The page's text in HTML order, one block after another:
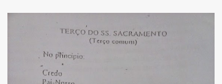
lágrimas. Eia, pois, Advogada nossa, estes vossos olhos
misericordiosos a nós volvei, e depois deste desterro, mostrai-nos
Jesus. Bendito é o fruto do vosso ventre, ó clemente, ó piedosa, ó
doce e sempre Virgem Maria. Rogai por nós Santa Mãe de Deus.
Para que sejamos dignos das promessas de Cristo. Amém.